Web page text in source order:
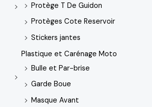
Protège T De Guidon
Protèges Cote Reservoir
Stickers jantes
Plastique et Carénage Moto
Bulle et Par-brise
Garde Boue
Masque Avant